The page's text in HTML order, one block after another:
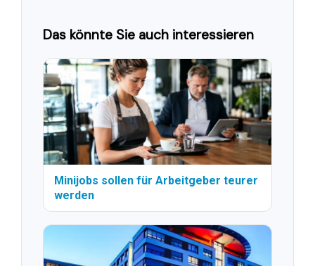
Das könnte Sie auch interessieren
Minijobs sollen für Arbeitgeber teurer
werden